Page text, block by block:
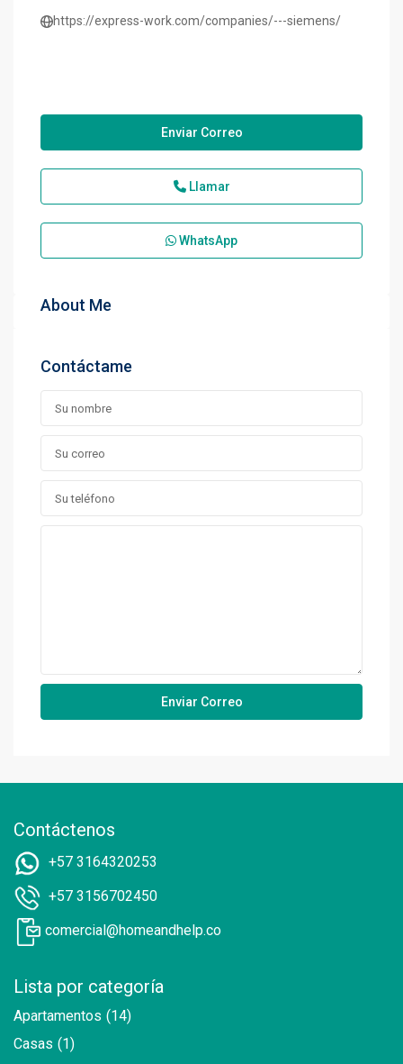
https://express-work.com/companies/---siemens/
Enviar Correo
Llamar
WhatsApp
About Me
Contáctame
Contáctenos
+57 3164320253
+57 3156702450
comercial@homeandhelp.co
Lista por categoría
Apartamentos (14)
Casas (1)